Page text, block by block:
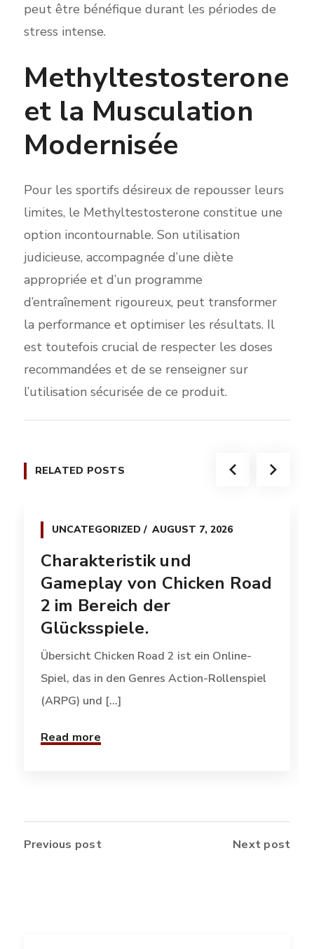
peut être bénéfique durant les périodes de
stress intense.
Methyltestosterone
et la Musculation
Modernisée
Pour les sportifs désireux de repousser leurs
limites, le Methyltestosterone constitue une
option incontournable. Son utilisation
judicieuse, accompagnée d’une diète
appropriée et d’un programme
d’entraînement rigoureux, peut transformer
la performance et optimiser les résultats. Il
est toutefois crucial de respecter les doses
recommandées et de se renseigner sur
l’utilisation sécurisée de ce produit.
RELATED POSTS
UNCATEGORIZED AUGUST 7, 2026
Charakteristik und
Gameplay von Chicken Road
2 im Bereich der
Glücksspiele.
Übersicht Chicken Road 2 ist ein Online-
Spiel, das in den Genres Action-Rollenspiel
(ARPG) und [...]
Read more
Previous post Next post